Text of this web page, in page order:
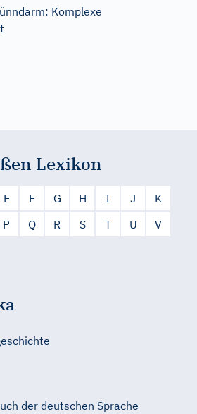
Komplexe
Lexikon
E F G H I J
K
P Q R S T U
V
der deutschen Sprache